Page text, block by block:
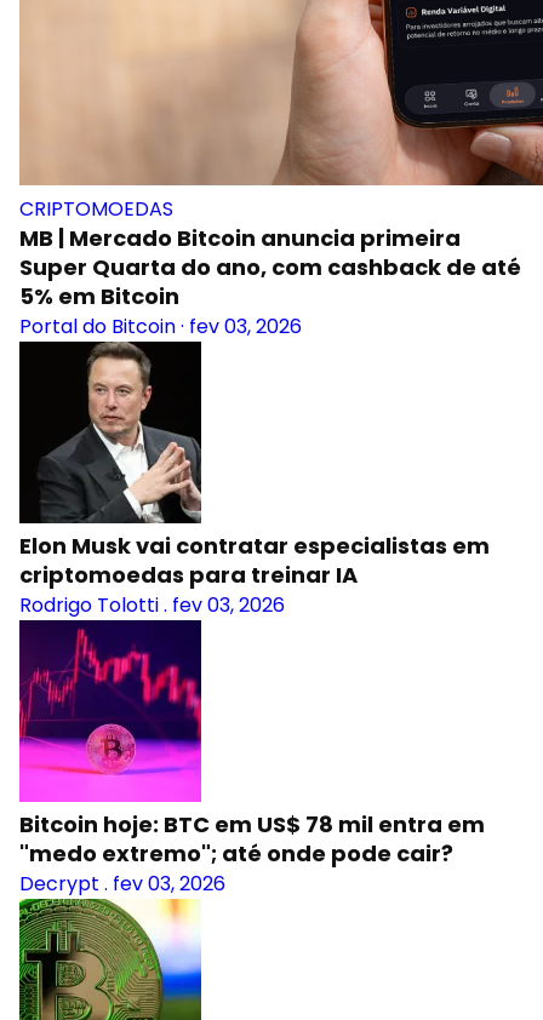
CRIPTOMOEDAS
MB | Mercado Bitcoin anuncia primeira
Super Quarta do ano, com cashback de até
5% em Bitcoin
Portal do Bitcoin· fev 03, 2026
Elon Musk vai contratar especialistas em
criptomoedas para treinar IA
Rodrigo Tolotti. fev 03, 2026
Bitcoin hoje: BTC em US$ 78 mil entra em
"medo extremo"; até onde pode cair?
Decrypt . fev 03, 2026